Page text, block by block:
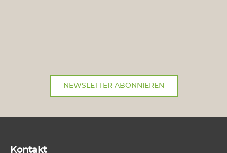
NEWSLETTER ABONNIEREN
Kontakt